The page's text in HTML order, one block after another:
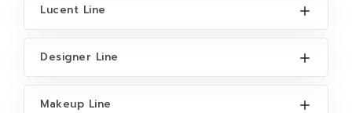
Lucent Line
Designer Line
Makeup Line